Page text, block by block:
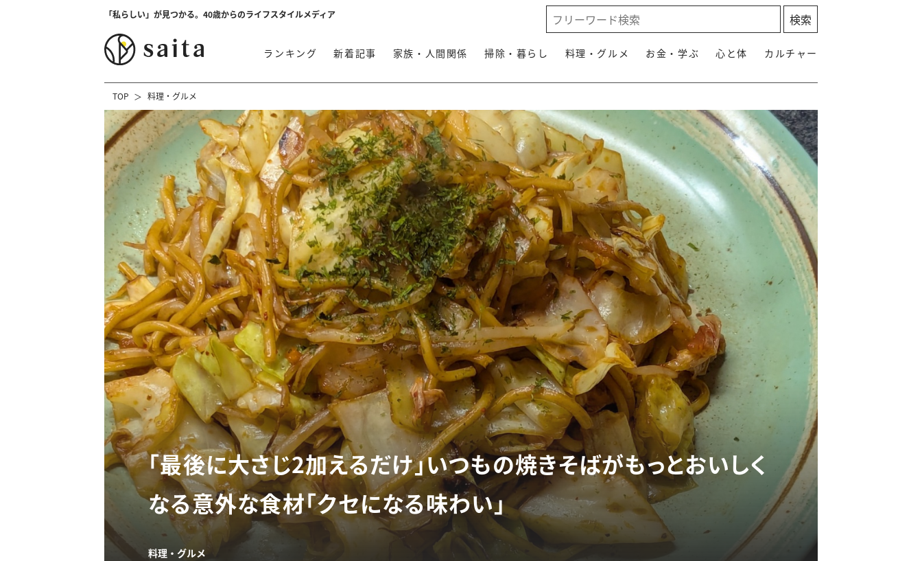
「私らしい」が見つかる。40歳からのライフスタイルメディア
ランキング 新着記事 家族・人間関係 掃除・暮らし 料理・グルメ お金・学ぶ 心と体 カルチャー
TOP 料理・グルメ
「最後に大さじ2加えるだけ」いつもの焼きそばがもっとおいしく
なる意外な食材「クセになる味わい」
料理・グルメ